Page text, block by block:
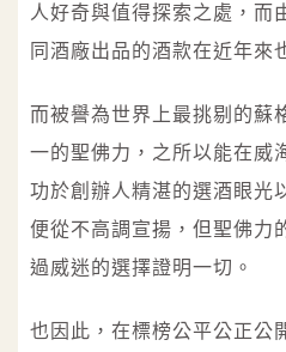
人好奇與值得探索之處，而
同酒廠出品的酒款在近年來
而被譽為世界上最挑剔的蘇
一的聖佛力，之所以能在威
功於創辦人精湛的選酒眼光
便從不高調宣揚，但聖佛力
過威迷的選擇證明一切。
也因此，在標榜公平公正公